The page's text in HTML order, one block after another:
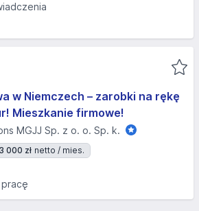
w Niemczech – zarobki na rękę
Mieszkanie firmowe!
MGJJ Sp. z o. o. Sp. k.
000 zł netto / mies.